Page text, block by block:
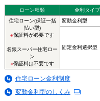
ローン種類 金利タイプ
住宅ローン(保証一括
払い型)
※保証料が必要です
名銀スーパー住宅ロー
ン
※保証料は不要です
変動金利型
固定金利選択型
住宅ローン金利制度
変動金利型のしくみ